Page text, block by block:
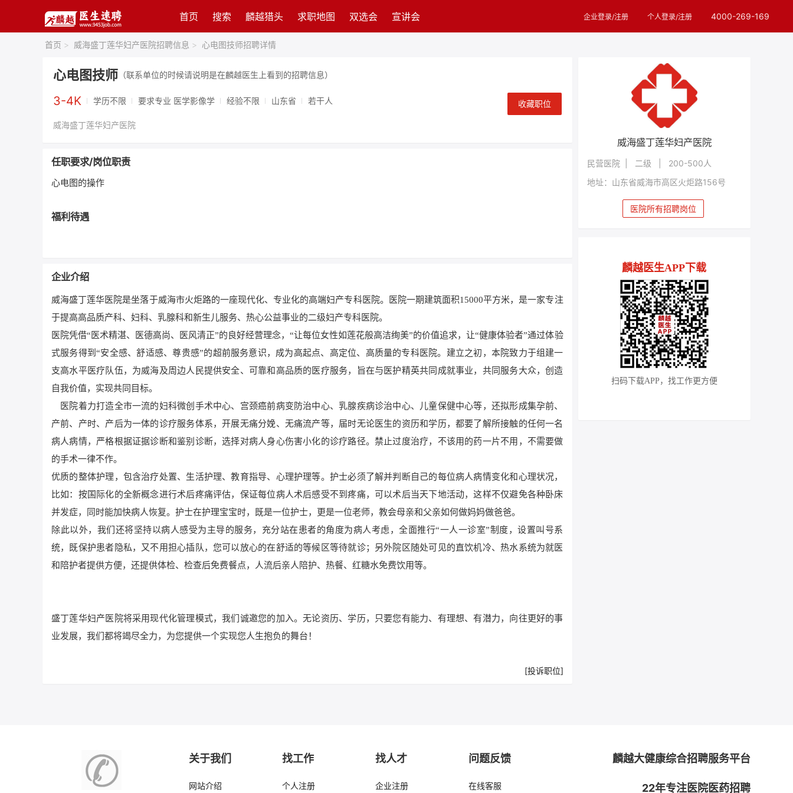
首页 搜索 麟越猎头 求职地图 双选会 宣讲会 企业登录/注册 个人登录/注册 4000-269-169
首页 > 威海盛丁莲华妇产医院招聘信息 > 心电图技师招聘详情
心电图技师 （联系单位的时候请说明是在麟越医生上看到的招聘信息）
3-4K 学历不限 要求专业 医学影像学 经验不限 山东省 若干人
威海盛丁莲华妇产医院
收藏职位
任职要求/岗位职责
心电图的操作
福利待遇
企业介绍
威海盛丁莲华医院是坐落于威海市火炬路的一座现代化、专业化的高端妇产专科医院。医院一期建筑面积15000平方米，是一家专注
于提高高品质产科、妇科、乳腺科和新生儿服务、热心公益事业的二级妇产专科医院。
医院凭借“医术精湛、医德高尚、医风清正”的良好经营理念，“让每位女性如莲花般高洁绚美”的价值追求，让“健康体验者”通过体验
式服务得到“安全感、舒适感、尊贵感”的超前服务意识，成为高起点、高定位、高质量的专科医院。建立之初，本院致力于组建一
支高水平医疗队伍，为威海及周边人民提供安全、可靠和高品质的医疗服务，旨在与医护精英共同成就事业，共同服务大众，创造
自我价值，实现共同目标。
医院着力打造全市一流的妇科微创手术中心、宫颈癌前病变防治中心、乳腺疾病诊治中心、儿童保健中心等，还拟形成集孕前、
产前、产时、产后为一体的诊疗服务体系，开展无痛分娩、无痛流产等，届时无论医生的资历和学历，都要了解所接触的任何一名
病人病情，严格根据证据诊断和鉴别诊断，选择对病人身心伤害小化的诊疗路径。禁止过度治疗，不该用的药一片不用，不需要做
的手术一律不作。
优质的整体护理，包含治疗处置、生活护理、教育指导、心理护理等。护士必须了解并判断自己的每位病人病情变化和心理状况，
比如：按国际化的全新概念进行术后疼痛评估，保证每位病人术后感受不到疼痛，可以术后当天下地活动，这样不仅避免各种卧床
并发症，同时能加快病人恢复。护士在护理宝宝时，既是一位护士，更是一位老师，教会母亲和父亲如何做妈妈做爸爸。
除此以外，我们还将坚持以病人感受为主导的服务，充分站在患者的角度为病人考虑，全面推行“一人一诊室”制度，设置叫号系
统，既保护患者隐私，又不用担心插队，您可以放心的在舒适的等候区等待就诊；另外院区随处可见的直饮机冷、热水系统为就医
和陪护者提供方便，还提供体检、检查后免费餐点，人流后亲人陪护、热餐、红糖水免费饮用等。
盛丁莲华妇产医院将采用现代化管理模式，我们诚邀您的加入。无论资历、学历，只要您有能力、有理想、有潜力，向往更好的事
业发展，我们都将竭尽全力，为您提供一个实现您人生抱负的舞台！
[投诉职位]
威海盛丁莲华妇产医院
民营医院 | 二级 | 200-500人
地址：山东省威海市高区火炬路156号
医院所有招聘岗位
麟越医生APP下载
扫码下载APP，找工作更方便
关于我们
网站介绍
找工作
个人注册
找人才
企业注册
问题反馈
在线客服
麟越大健康综合招聘服务平台
22年专注医院医药招聘